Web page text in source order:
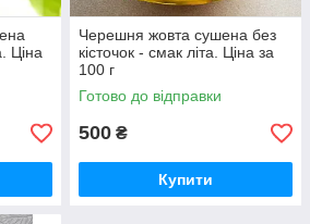
Ціна
Черешня жовта сушена без
кісточок - смак літа. Ціна за
100 г
Готово до відправки
500 ₴
Купити